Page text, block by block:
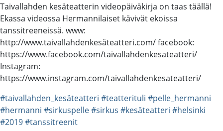
Taivallahden kesäteatterin videopäiväkirja on taas täällä!
Ekassa videossa Hermannilaiset kävivät ekoissa
tanssitreeneissä. www:
http://www.taivallahdenkesäteatteri.com/ facebook:
https://www.facebook.com/taivallahdenkesateatteri/
Instagram:
https://www.instagram.com/taivallahdenkesateatteri/
#taivallahden_kesäteatteri #teatterituli #pelle_hermanni
#hermanni #sirkuspelle#sirkus #kesäteatteri #helsinki
#2019#tanssitreenit